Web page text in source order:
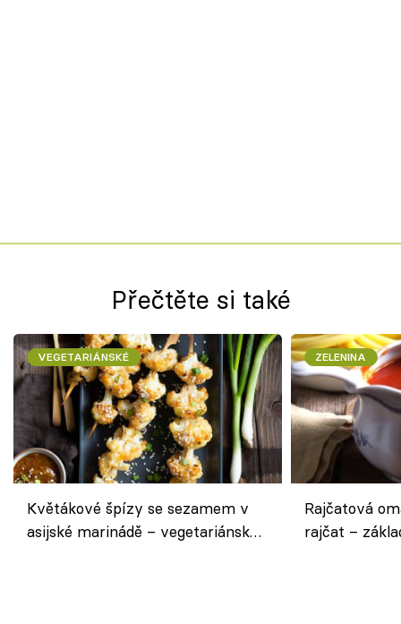
Přečtěte si také
VEGETARIÁNSKÉ
Květákové špízy se sezamem v
asijské marinádě – vegetariánská
ZELENINA
Rajčatová
rajčat –